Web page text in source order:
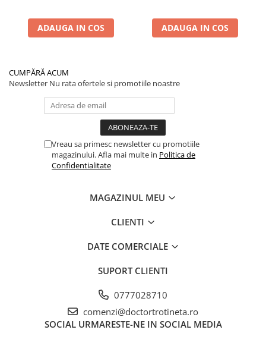
ADAUGA IN COS ADAUGA IN COS
CUMPĂRĂ ACUM
Newsletter Nu rata ofertele si promotiile noastre
Vreau sa primesc newsletter cu promotiile
magazinului. Afla mai multe in Politica de
Confidentialitate
MAGAZINUL MEU
CLIENTI
DATE COMERCIALE
SUPORT CLIENTI
0777028710
comenzi@doctortrotineta.ro
SOCIAL URMARESTE-NE IN SOCIAL MEDIA